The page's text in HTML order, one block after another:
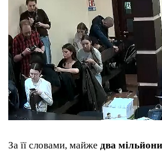
За її словами, майже два